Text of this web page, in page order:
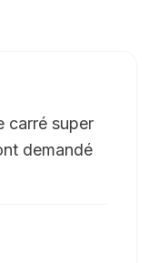
carré super
demandé